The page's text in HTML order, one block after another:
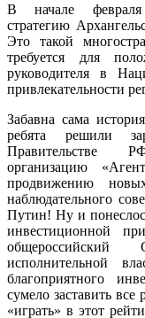
В начале февраля
стратегию
Это такой
требуется для
руководителя в
привлекательности
Забавна сама
ребята решили
Правительстве
организацию
продвижению
наблюдательного
Путин! Ну и
инвестиционной
общероссийский
исполнительной
благоприятного
сумело заставить
«играть» в этот